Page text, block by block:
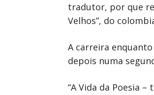
tradutor, por que
Velhos”, do
A carreira enquanto
depois numa
“A Vida da Poesia